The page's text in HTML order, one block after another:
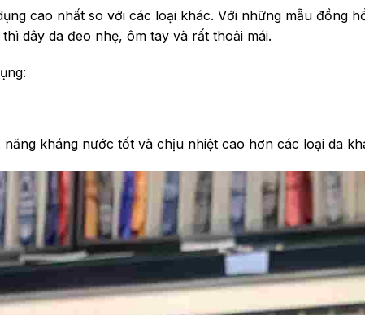
cao nhất so với các loại khác. Với những mẫu đồng
dây da đeo nhẹ, ôm tay và rất thoải mái.
kháng nước tốt và chịu nhiệt cao hơn các loại da